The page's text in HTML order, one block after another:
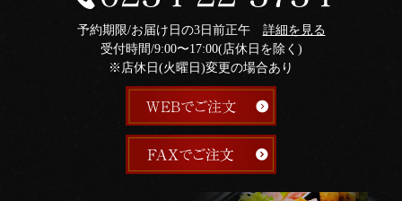
予約期限/お届け日の3日前正午 詳細を見る
受付時間/9:00〜17:00(店休日を除く)
※店休日(火曜日)変更の場合あり